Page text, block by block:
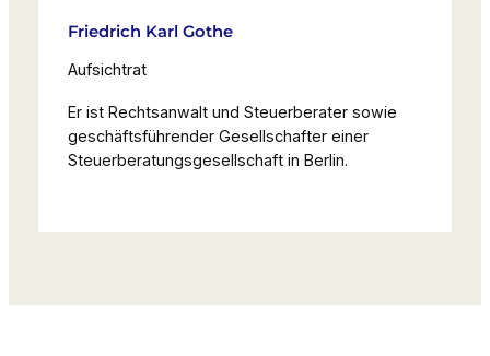
Friedrich Karl Gothe
Aufsichtrat
Er ist Rechtsanwalt und Steuerberater sowie
geschäftsführender Gesellschafter einer
Steuerberatungsgesellschaft in Berlin.